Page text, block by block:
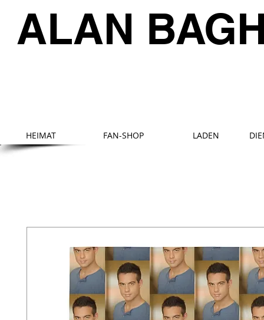
ALAN
HEIMAT FAN-SHOP LADEN